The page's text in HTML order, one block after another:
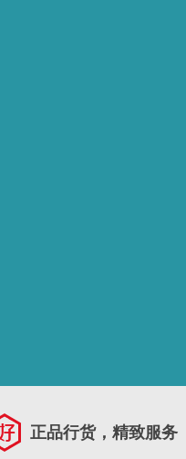
正品行货，精致服务